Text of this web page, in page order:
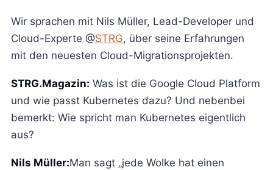
Wir sprachen mit Nils Müller, Lead-Developer und
Cloud-Experte @STRG, über seine Erfahrungen
mit den neuesten Cloud-Migrationsprojekten.
STRG.Magazin: Was ist die Google Cloud Platform
und wie passt Kubernetes dazu? Und nebenbei
bemerkt: Wie spricht man Kubernetes eigentlich
aus?
Nils Müller:Man sagt „jede Wolke hat einen